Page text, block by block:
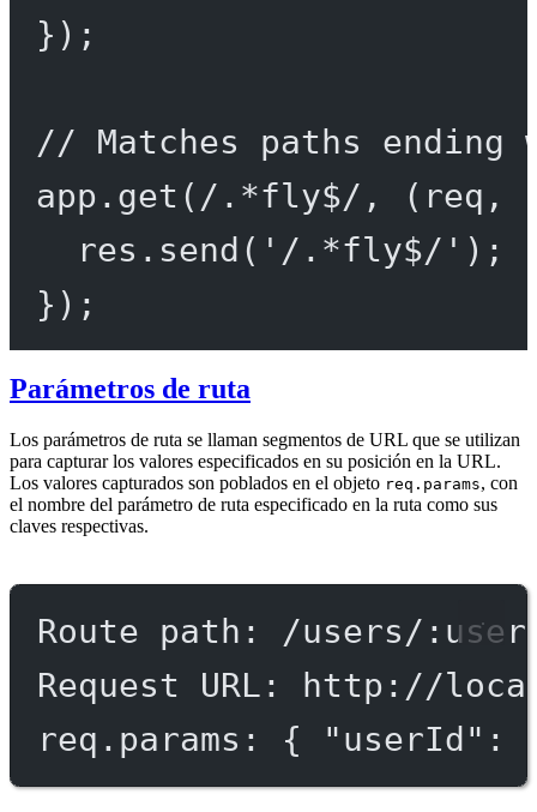
});
// Matches paths
app. get ( / . *fly$/ , ( req ,
res. send ( '/.*fly$/' );
});
Parámetros de ruta
Los parámetros de ruta se llaman segmentos de URL que se utilizan
para capturar los valores especificados en su posición en la URL.
Los valores capturados son poblados en el objeto req.params, con
el nombre del parámetro de ruta especificado en la ruta como sus
claves respectivas.
Route path: /users/
Request URL: http://
req.params: { "userId":